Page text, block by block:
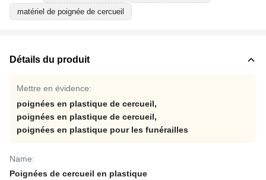
matériel de poignée de cercueil
Détails du produit
Mettre en évidence:
poignées en plastique de cercueil,
poignées en plastique de cercueil,
poignées en plastique pour les funérailles
Name:
Poignées de cercueil en plastique